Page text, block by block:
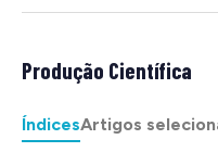
Produção Científica
ÍndicesArtigos